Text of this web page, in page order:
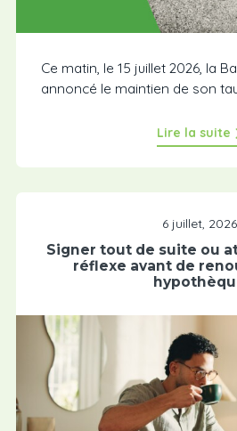
Ce matin, le 15 juillet 2026, la
annoncé le maintien de son
Lire la suite
6 juillet, 2026
Signer tout de suite ou
réflexe avant de